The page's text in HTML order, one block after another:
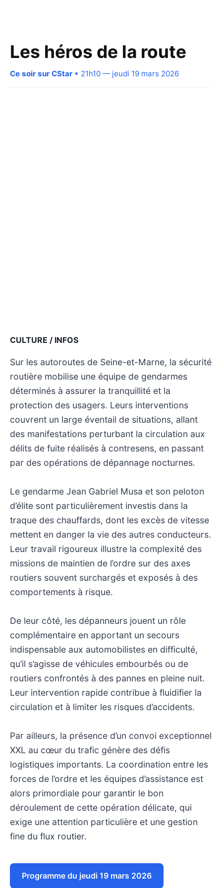
Les héros de la route
Ce soir sur CStar • 21h10 — jeudi 19 mars 2026
CULTURE / INFOS
Sur les autoroutes de Seine-et-Marne, la sécurité
routière mobilise une équipe de gendarmes
déterminés à assurer la tranquillité et la
protection des usagers. Leurs interventions
couvrent un large éventail de situations, allant
des manifestations perturbant la circulation aux
délits de fuite réalisés à contresens, en passant
par des opérations de dépannage nocturnes.
Le gendarme Jean Gabriel Musa et son peloton
d’élite sont particulièrement investis dans la
traque des chauffards, dont les excès de vitesse
mettent en danger la vie des autres conducteurs.
Leur travail rigoureux illustre la complexité des
missions de maintien de l’ordre sur des axes
routiers souvent surchargés et exposés à des
comportements à risque.
De leur côté, les dépanneurs jouent un rôle
complémentaire en apportant un secours
indispensable aux automobilistes en difficulté,
qu’il s’agisse de véhicules embourbés ou de
routiers confrontés à des pannes en pleine nuit.
Leur intervention rapide contribue à fluidifier la
circulation et à limiter les risques d’accidents.
Par ailleurs, la présence d’un convoi exceptionnel
XXL au cœur du trafic génère des défis
logistiques importants. La coordination entre les
forces de l’ordre et les équipes d’assistance est
alors primordiale pour garantir le bon
déroulement de cette opération délicate, qui
exige une attention particulière et une gestion
fine du flux routier.
Programme du jeudi 19 mars 2026